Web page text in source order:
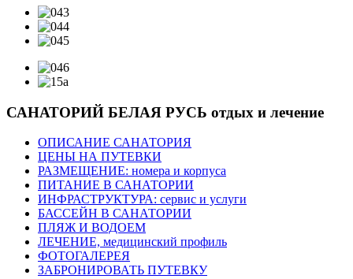
САНАТОРИЙ БЕЛАЯ РУСЬ отдых и лечение
ОПИСАНИЕ САНАТОРИЯ
ЦЕНЫ НА ПУТЕВКИ
РАЗМЕЩЕНИЕ: номера и корпуса
ПИТАНИЕ В САНАТОРИИ
ИНФРАСТРУКТУРА: сервис и услуги
БАССЕЙН В САНАТОРИИ
ПЛЯЖ И ВОДОЕМ
ЛЕЧЕНИЕ, медицинский профиль
ФОТОГАЛЕРЕЯ
ЗАБРОНИРОВАТЬ ПУТЕВКУ